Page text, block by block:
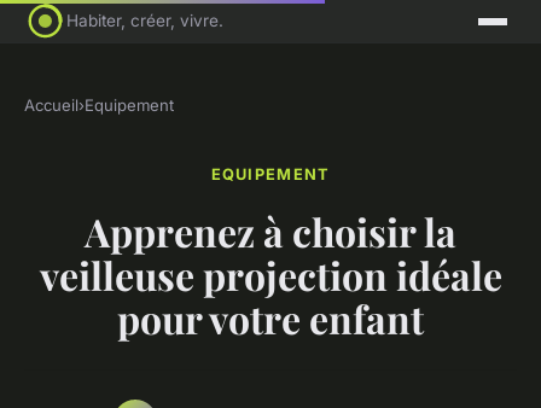
Habiter, créer, vivre.
Accueil›Equipement
EQUIPEMENT
Apprenez à choisir la
veilleuse projection idéale
pour votre enfant